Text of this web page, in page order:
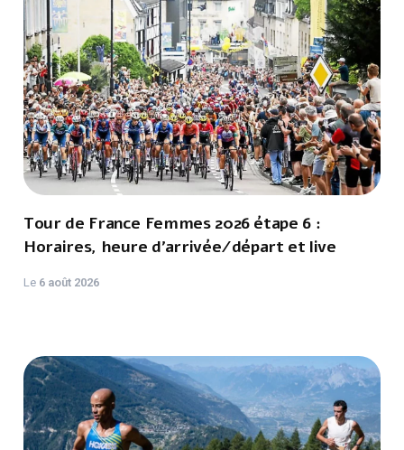
Tour de France Femmes 2026 étape 6 :
Horaires, heure d'arrivée/départ et live
Le 6 août 2026